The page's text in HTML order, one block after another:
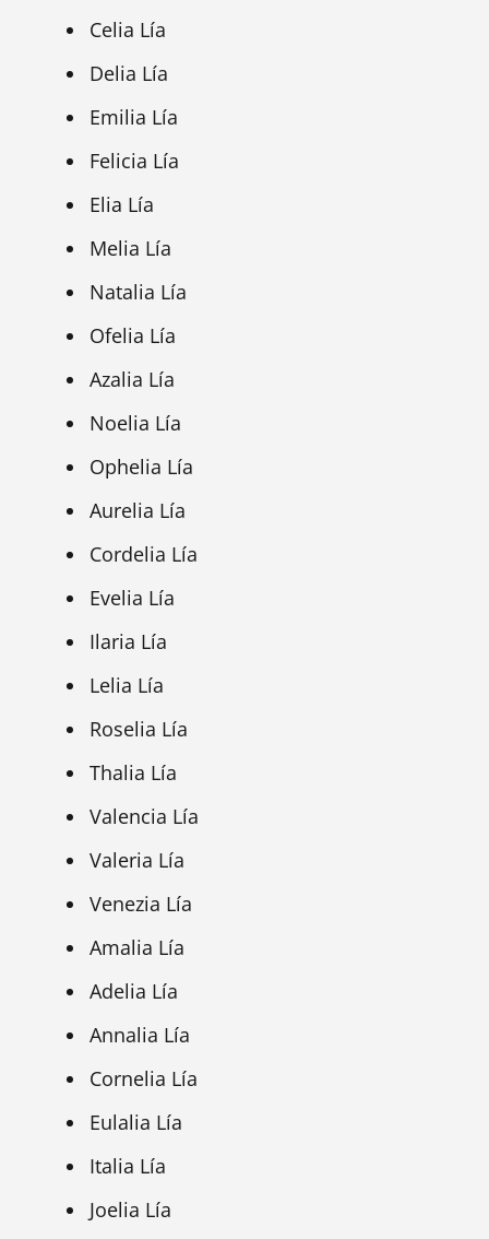
Celia Lía
Delia Lía
Emilia Lía
Felicia Lía
Elia Lía
Melia Lía
Natalia Lía
Ofelia Lía
Azalia Lía
Noelia Lía
Ophelia Lía
Aurelia Lía
Cordelia Lía
Evelia Lía
Ilaria Lía
Lelia Lía
Roselia Lía
Thalia Lía
Valencia Lía
Valeria Lía
Venezia Lía
Amalia Lía
Adelia Lía
Annalia Lía
Cornelia Lía
Eulalia Lía
Italia Lía
Joelia Lía